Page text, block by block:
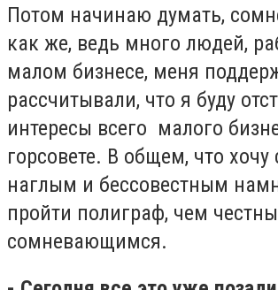
Потом начинаю думать,
как же, ведь много людей,
малом бизнесе, меня
рассчитывали, что я буду
интересы всего малого
горсовете. В общем, что хочу
наглым и бессовестным
пройти полиграф, чем
сомневающимся.